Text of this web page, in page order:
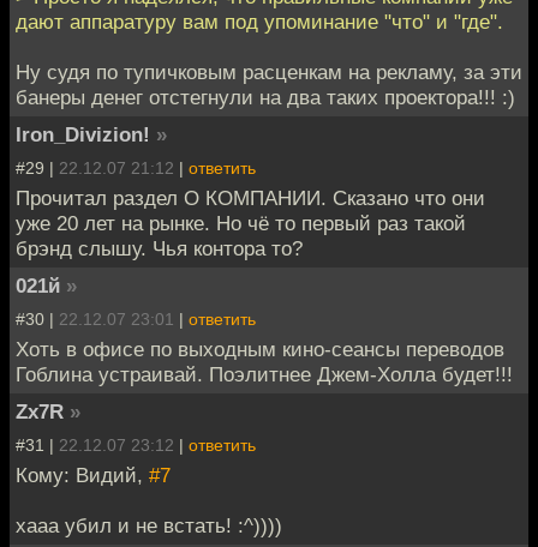
дают аппаратуру вам под упоминание "что" и "где".
Ну судя по тупичковым расценкам на рекламу, за эти
банеры денег отстегнули на два таких проектора!!! :)
Iron_Divizion! »
#29 | 22.12.07 21:12 | ответить
Прочитал раздел О КОМПАНИИ. Сказано что они
уже 20 лет на рынке. Но чё то первый раз такой
брэнд слышу. Чья контора то?
021й »
#30 | 22.12.07 23:01 | ответить
Хоть в офисе по выходным кино-сеансы переводов
Гоблина устраивай. Поэлитнее Джем-Холла будет!!!
Zx7R »
#31 | 22.12.07 23:12 | ответить
Кому: Видий, #7
хааа убил и не встать! :^))))